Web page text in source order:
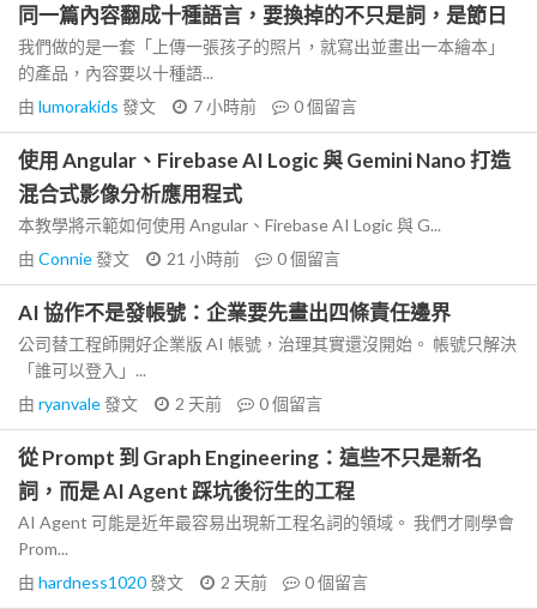
同一篇內容翻成十種語言，要換掉的不只是詞，是節日
我們做的是一套「上傳一張孩子的照片，就寫出並畫出一本繪本」
的產品，內容要以十種語...
由 lumorakids 發文 7 小時前 0個留言
使用 Angular、Firebase AI Logic 與 Gemini Nano 打造
混合式影像分析應用程式
本教學將示範如何使用 Angular、Firebase AI Logic 與 G...
由 Connie發文 21 小時前 0個留言
AI 協作不是發帳號：企業要先畫出四條責任邊界
公司替工程師開好企業版 AI 帳號，治理其實還沒開始。 帳號只解決
「誰可以登入」...
由 ryanvale發文 2 天前 0個留言
從 Prompt 到 Graph Engineering：這些不只是新名
詞，而是 AI Agent 踩坑後衍生的工程
AI Agent 可能是近年最容易出現新工程名詞的領域。 我們才剛學會
Prom...
由 hardness1020發文 2 天前 0個留言